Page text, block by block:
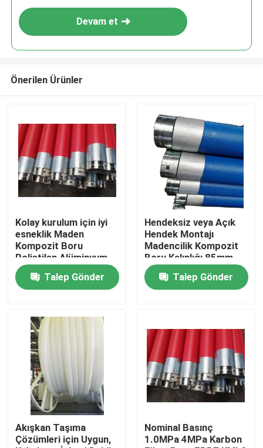
Ana sayfa
Ürünler
VR Gösterisi
Devam et
Önerilen Ürünler
Kolay kurulum için iyi
esneklik Maden
Kompozit Boru
Polietilen Alüminyum
Kompozit Boru Su
taşıma borusu
Talep Gönder
Hendeksiz veya Açık
Hendek Montajı
Madencilik Kompozit
Boru Kalınlığı 85mm
Siyah Renk Dayanıklı ve
Madencilik Endüstrisi
İçin
Talep Gönder
Akışkan Taşıma
Çözümleri için Uygun,
Nominal Basınç
1.0MPa 4MPa Karbon